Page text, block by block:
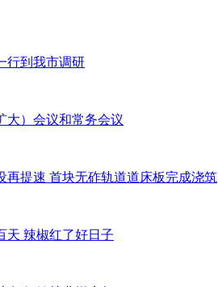
行到我市调研
大）会议和常务会议
再提速 首块无砟轨道道床板完成浇筑
天 辣椒红了好日子